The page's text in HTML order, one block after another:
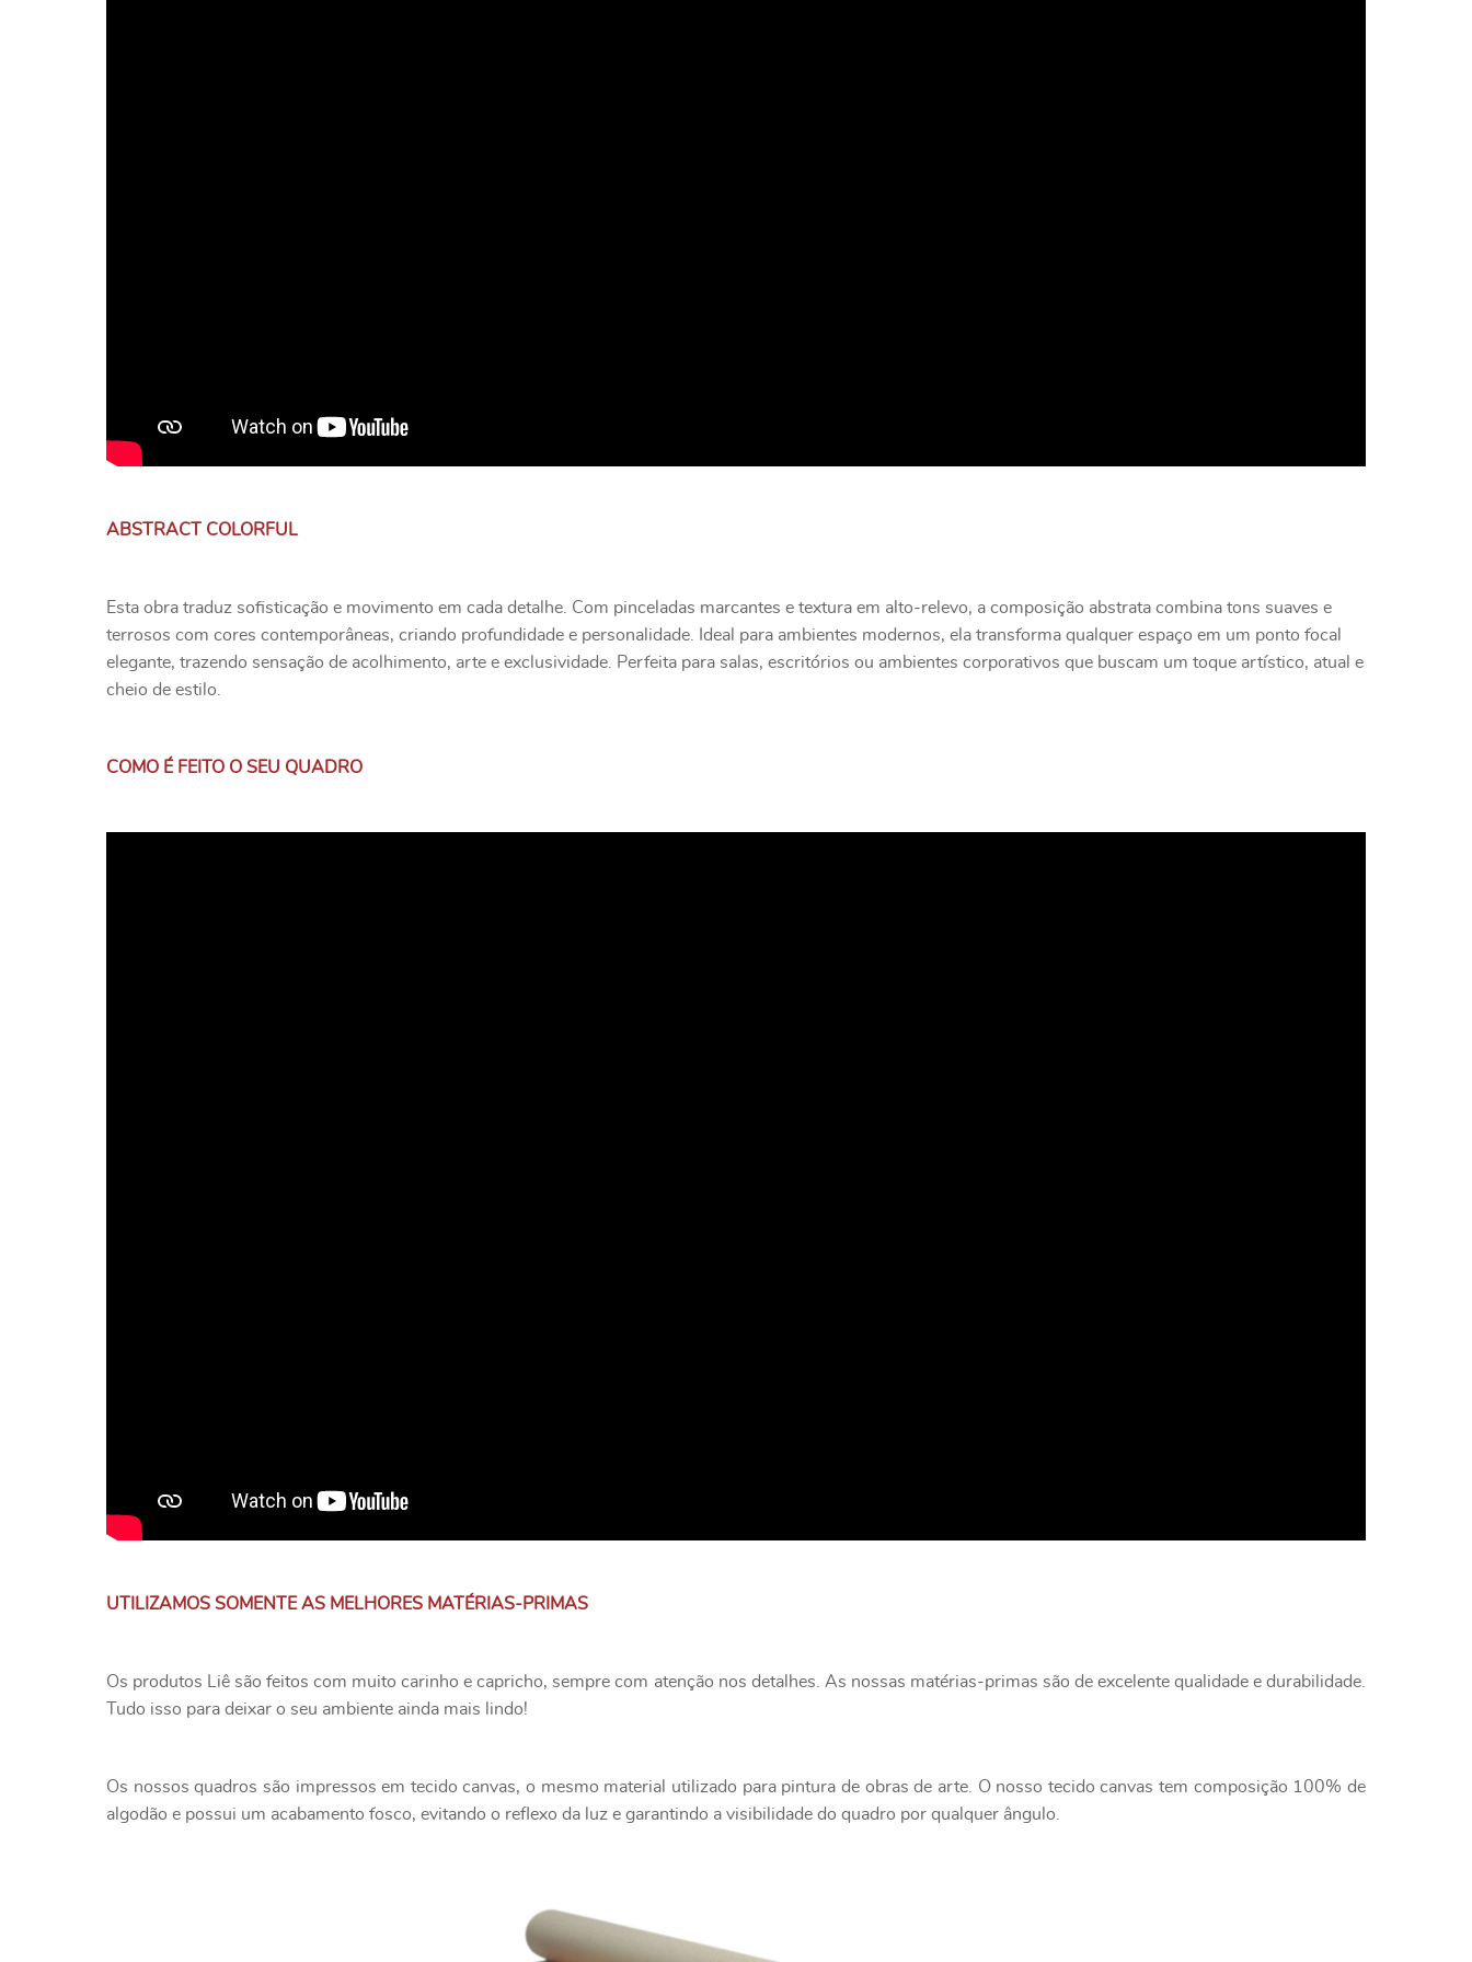
ABSTRACT COLORFUL
Esta obra traduz sofisticação e movimento em cada detalhe. Com pinceladas marcantes e textura em alto-relevo, a composição abstrata combina tons suaves e
terrosos com cores contemporâneas, criando profundidade e personalidade. Ideal para ambientes modernos, ela transforma qualquer espaço em um ponto focal
elegante, trazendo sensação de acolhimento, arte e exclusividade. Perfeita para salas, escritórios ou ambientes corporativos que buscam um toque artístico, atual e
cheio de estilo.
COMO É FEITO O SEU QUADRO
UTILIZAMOS SOMENTE AS MELHORES MATÉRIAS-PRIMAS
Os produtos Liê são feitos com muito carinho e capricho, sempre com atenção nos detalhes. As nossas matérias-primas são de excelente qualidade e durabilidade.
Tudo isso para deixar o seu ambiente ainda mais lindo!
Os nossos quadros são impressos em tecido canvas, o mesmo material utilizado para pintura de obras de arte. O nosso tecido canvas tem composição 100% de
algodão e possui um acabamento fosco, evitando o reflexo da luz e garantindo a visibilidade do quadro por qualquer ângulo.